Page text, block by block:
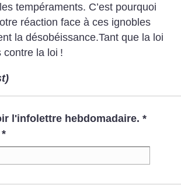
tempéraments. C’est pourquoi
réaction face à ces ignobles
la désobéissance.Tant que la loi
contre la loi !
l'infolettre hebdomadaire. *
*